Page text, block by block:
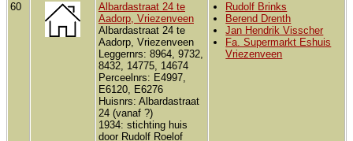
60
Albardastraat 24 te
Aadorp, Vriezenveen
Albardastraat 24 te
Aadorp, Vriezenveen
Leggernrs: 8964, 9732,
8432, 14775, 14674
Perceelnrs: E4997,
E6120, E6276
Huisnrs: Albardastraat
24 (vanaf ?)
1934: stichting huis
door Rudolf Roelof
Rudolf Brinks
Berend Drenth
Jan Hendrik Visscher
Fa. Supermarkt Eshuis
Vriezenveen